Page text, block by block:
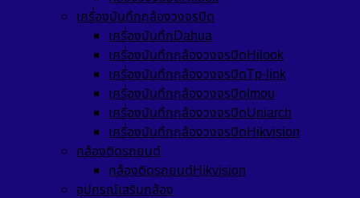
เครื่องบันทึกกล้องวงจรปิด
เครื่องบันทึกDahua
เครื่องบันทึกกล้องวงจรปิดHilook
เครื่องบันทึกกล้องวงจรปิดTp-link
เครื่องบันทึกกล้องวงจรปิดImou
เครื่องบันทึกกล้องวงจรปิดUniarch
เครื่องบันทึกกล้องวงจรปิดHikvision
กล้องติดรถยนต์
กล้องติดรถยนต์Hikvision
อุปกรณ์เสริมกล้อง